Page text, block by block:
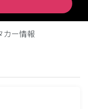
カー情報